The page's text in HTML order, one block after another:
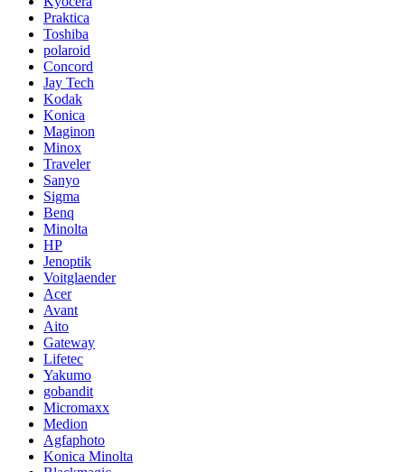
Praktica
Toshiba
polaroid
Concord
Jay Tech
Kodak
Konica
Maginon
Minox
Traveler
Sanyo
Sigma
Benq
Minolta
HP
Jenoptik
Voitglaender
Acer
Avant
Aito
Gateway
Lifetec
Yakumo
gobandit
Micromaxx
Medion
Agfaphoto
Konica Minolta